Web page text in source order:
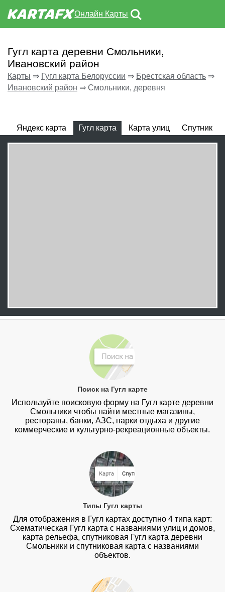
Онлайн Карты
Гугл карта деревни Смольники,
Ивановский район
Карты ⇒ Гугл карта Белоруссии ⇒ Брестская область ⇒
Ивановский район ⇒ Смольники, деревня
Яндекс карта Гугл карта Карта улиц Спутник
Поиск на Гугл карте
Используйте поисковую форму на Гугл карте деревни
Смольники чтобы найти местные магазины,
рестораны, банки, АЗС, парки отдыха и другие
коммерческие и культурно-рекреационные объекты.
Типы Гугл карты
Для отображения в Гугл картах доступно 4 типа карт:
Схематическая Гугл карта с названиями улиц и домов,
карта рельефа, спутниковая Гугл карта деревни
Смольники и спутниковая карта с названиями
объектов.